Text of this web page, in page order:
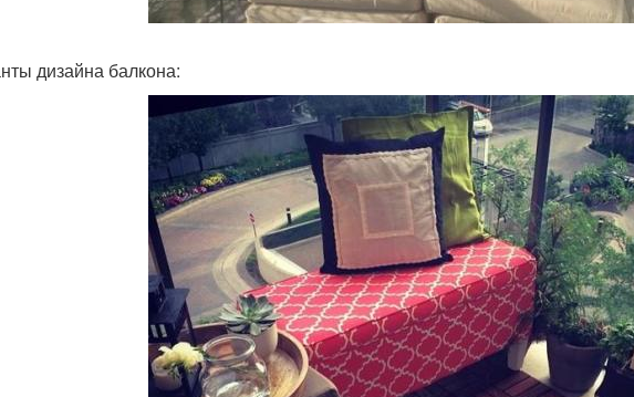
дизайна балкона: